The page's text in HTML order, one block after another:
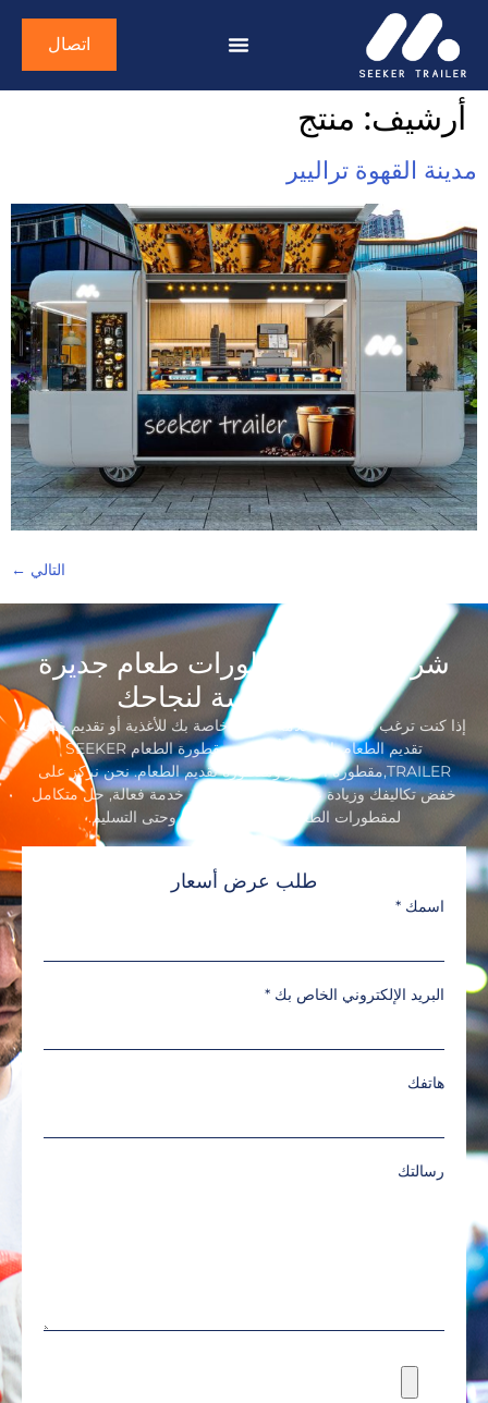
اتصال
أرشيف: منتج
مدينة القهوة تراليير
التالي ←
شركة تصنيع مقطورات طعام جديرة
بالثقة, مكرسة لنجاحك
إذا كنت ترغب في إنشاء علامة تجارية خاصة بك للأغذية أو تقديم خدمات
تقديم الطعام, لا تذهب أبعد من مقطورة الطعام SEEKER
TRAILER,مقطورة الامتياز ومقطورة تقديم الطعام. نحن نركز على
خفض تكاليفك وزيادة عائدك من خلال توفير خدمة فعالة, حل متكامل
لمقطورات الطعام بدءًا من التصميم وحتى التسليم.
طلب عرض أسعار
اسمك *
البريد الإلكتروني الخاص بك *
هاتفك
رسالتك